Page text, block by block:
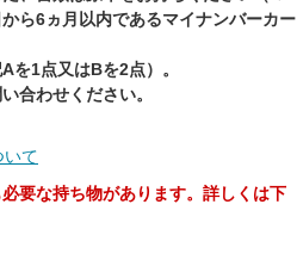
ら6ヵ月以内であるマイナンバーカー
1点又はBを2点）。
合わせください。
いて
要な持ち物があります。詳しくは下